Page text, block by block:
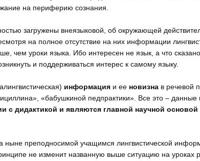
на периферию сознания.
загружены внеязыковой, об окружающей
на полное отсутствие на них информации
чем уроки языка. Ибо интересен не язык, а что
и поддерживаться интерес к самому языку.
информация и ее новизна в речевой
«бабушкиной педпрактики». Все это – данные
с дидактикой и являются главной научной
ныне преподносимой учащимся лингвистической
не изменит названную выше ситуацию на уроках